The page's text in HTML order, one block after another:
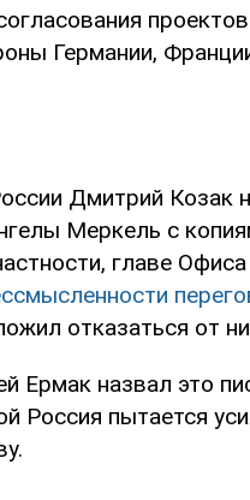
Германии,
Дмитрий Козак
Меркель с
главе
отказаться от
Ермак назвал это
Россия пытается